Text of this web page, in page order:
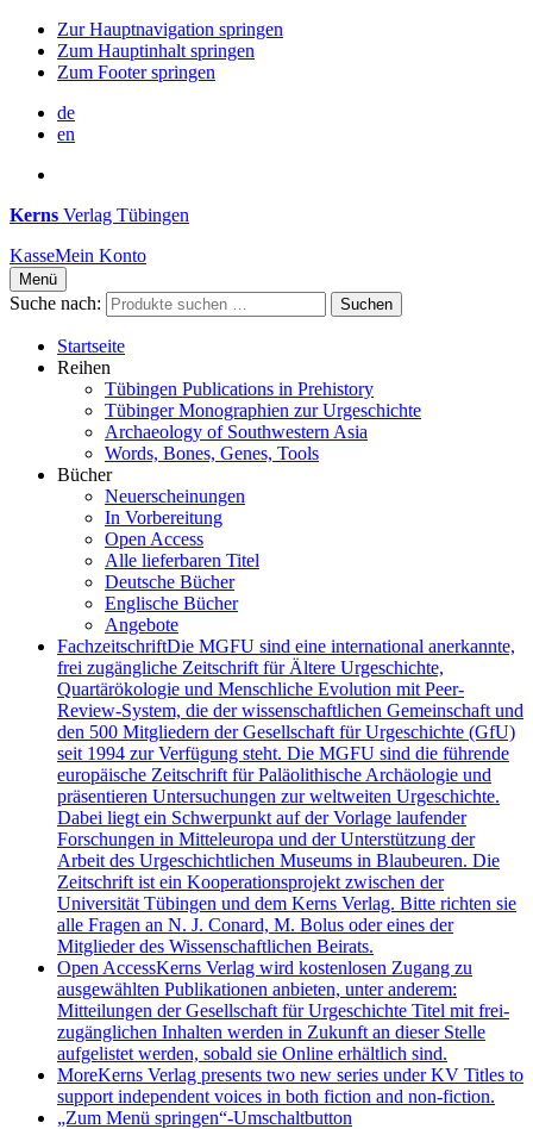
Zur Hauptnavigation springen
Zum Hauptinhalt springen
Zum Footer springen
de
en
Kerns Verlag Tübingen
KasseMein Konto
Menü
Suche nach: Suchen
Startseite
Reihen
Tübingen Publications in Prehistory
Tübinger Monographien zur Urgeschichte
Archaeology of Southwestern Asia
Words, Bones, Genes, Tools
Bücher
Neuerscheinungen
In Vorbereitung
Open Access
Alle lieferbaren Titel
Deutsche Bücher
Englische Bücher
Angebote
FachzeitschriftDie MGFU sind eine international anerkannte,
frei zugängliche Zeitschrift für Ältere Urgeschichte,
Quartärökologie und Menschliche Evolution mit Peer-
Review-System, die der wissenschaftlichen Gemeinschaft und
den 500 Mitgliedern der Gesellschaft für Urgeschichte (GfU)
seit 1994 zur Verfügung steht. Die MGFU sind die führende
europäische Zeitschrift für Paläolithische Archäologie und
präsentieren Untersuchungen zur weltweiten Urgeschichte.
Dabei liegt ein Schwerpunkt auf der Vorlage laufender
Forschungen in Mitteleuropa und der Unterstützung der
Arbeit des Urgeschichtlichen Museums in Blaubeuren. Die
Zeitschrift ist ein Kooperationsprojekt zwischen der
Universität Tübingen und dem Kerns Verlag. Bitte richten sie
alle Fragen an N. J. Conard, M. Bolus oder eines der
Mitglieder des Wissenschaftlichen Beirats.
Open AccessKerns Verlag wird kostenlosen Zugang zu
ausgewählten Publikationen anbieten, unter anderem:
Mitteilungen der Gesellschaft für Urgeschichte Titel mit frei-
zugänglichen Inhalten werden in Zukunft an dieser Stelle
aufgelistet werden, sobald sie Online erhältlich sind.
MoreKerns Verlag presents two new series under KV Titles to
support independent voices in both fiction and non-fiction.
„Zum Menü springen“-Umschaltbutton